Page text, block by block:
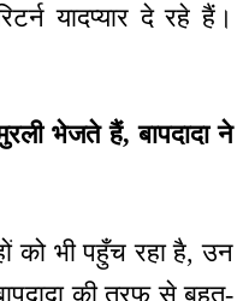
यादप्यार दे रहे हैं।
भेजते हैं, बापदादा ने
को भी पहुँच रहा है, उन
की तरफ से बहुत-